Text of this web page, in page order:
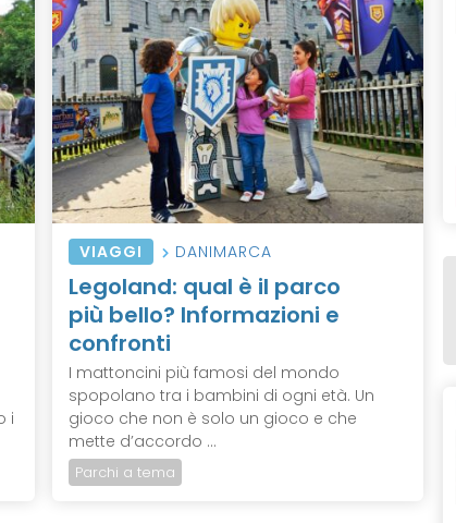
i
VIAGGI DANIMARCA
Legoland: qual è il parco
più bello? Informazioni e
confronti
I mattoncini più famosi del mondo
spopolano tra i bambini di ogni età. Un
gioco che non è solo un gioco e che
mette d’accordo ...
Parchi a tema